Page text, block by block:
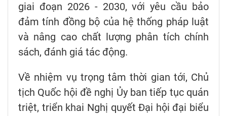
giai đoạn 2026 - 2030, với yêu cầu bảo
đảm tính đồng bộ của hệ thống pháp luật
và nâng cao chất lượng phân tích chính
sách, đánh giá tác động.
Về nhiệm vụ trọng tâm thời gian tới, Chủ
tịch Quốc hội đề nghị Ủy ban tiếp tục quán
triệt, triển khai Nghị quyết Đại hội đại biểu